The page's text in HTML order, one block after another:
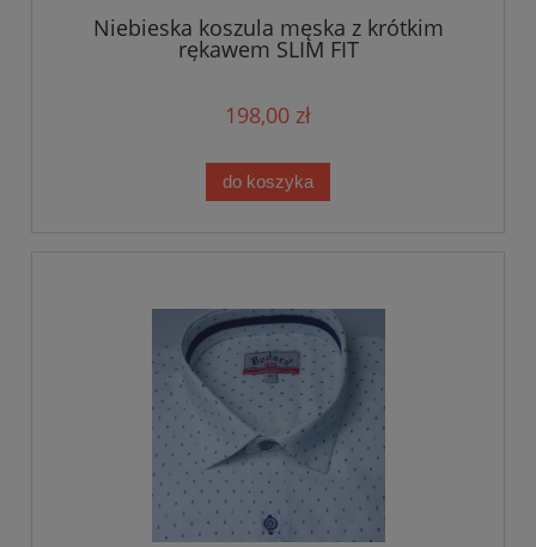
Niebieska koszula męska z krótkim
rękawem SLIM FIT
198,00 zł
do koszyka